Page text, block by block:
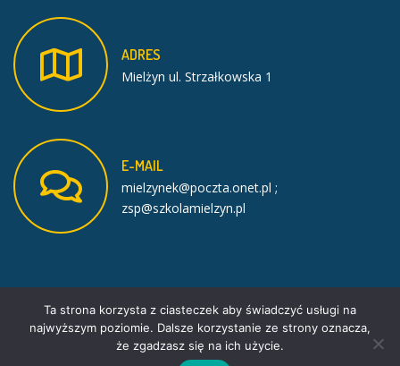
ADRES
Mielżyn ul. Strzałkowska 1
E-MAIL
mielzynek@poczta.onet.pl ;
zsp@szkolamielzyn.pl
Facebook
PE School theme by PixelEmu
Ta strona korzysta z ciasteczek aby świadczyć usługi na
najwyższym poziomie. Dalsze korzystanie ze strony oznacza,
że zgadzasz się na ich użycie.